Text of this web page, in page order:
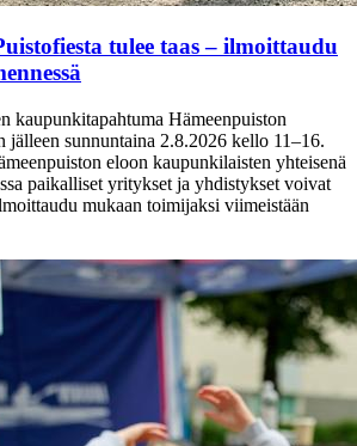
tulee taas – ilmoittaudu
kaupunkitapahtuma Hämeenpuiston
jälleen sunnuntaina 2.8.2026 kello 11–16.
eloon kaupunkilaisten yhteisenä
paikalliset yritykset ja yhdistykset voivat
mukaan toimijaksi viimeistään